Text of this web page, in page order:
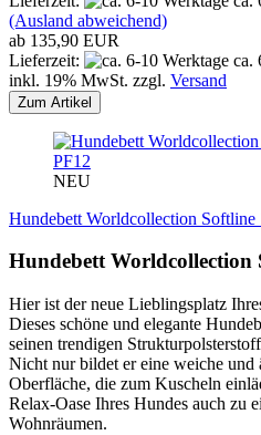
(Ausland abweichend)
ab 135,90 EUR
Lieferzeit:
ca.
inkl. 19% MwSt. zzgl. Versand
Zum Artikel
PF12
NEU
Hundebett Worldcollection Softline
Hundebett Worldcollection
Hier ist der neue Lieblingsplatz
Dieses schöne und elegante
seinen trendigen
Nicht nur bildet er eine weiche und
Oberfläche, die zum Kuscheln
Relax-Oase Ihres Hundes auch zu
Wohnräumen.